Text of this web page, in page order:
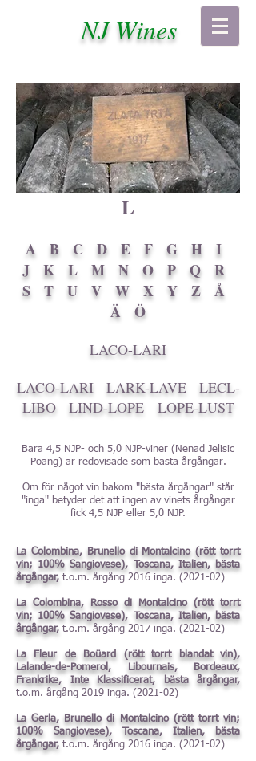
NJ Wines
L
A B C D E F G H
I
J
K L M N O P Q
R
S
T U V W X Y Z
Å
Ä
Ö
LACO-LARI
LACO-LARI
LARK-LAVE
LECL-
LIBO
LIND-LOPE LOPE-LUST
Bara 4,5 NJP- och 5,0 NJP-viner (Nenad Jelisic
Poäng) är redovisade som bästa årgångar.
Om för något vin bakom "bästa årgångar" står
"inga" betyder det att ingen av vinets årgångar
fick 4,5 NJP eller 5,0 NJP.
La Colombina, Brunello di Montalcino (rött torrt
vin; 100% Sangiovese), Toscana, Italien, bästa
årgångar, t.o.m. årgång 2016 inga. (2021-02)
La Colombina, Rosso di Montalcino (rött torrt
vin; 100% Sangiovese), Toscana, Italien, bästa
årgångar, t.o.m. årgång 2017 inga. (2021-02)
La Fleur de Boüard (rött torrt blandat vin),
Lalande-de-Pomerol, Libournais, Bordeaux,
Frankrike, Inte Klassificerat, bästa årgångar,
t.o.m. årgång 2019 inga. (2021-02)
La Gerla, Brunello di Montalcino (rött torrt vin;
100% Sangiovese), Toscana, Italien, bästa
årgångar, t.o.m. årgång 2016 inga. (2021-02)